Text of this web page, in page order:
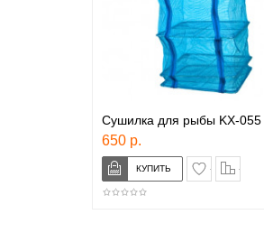
Сушилка для рыбы KX-055
650 р.
в закладки